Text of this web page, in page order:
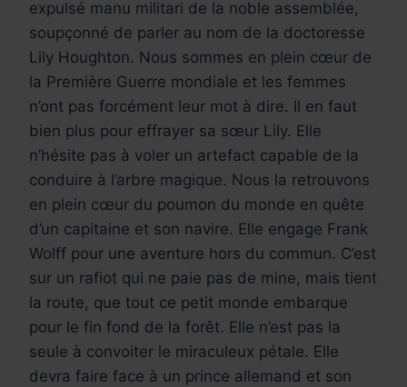
expulsé manu militari de la noble assemblée,
soupçonné de parler au nom de la doctoresse
Lily Houghton. Nous sommes en plein cœur de
la Première Guerre mondiale et les femmes
n’ont pas forcément leur mot à dire. Il en faut
bien plus pour effrayer sa sœur Lily. Elle
n’hésite pas à voler un artefact capable de la
conduire à l’arbre magique. Nous la retrouvons
en plein cœur du poumon du monde en quête
d’un capitaine et son navire. Elle engage Frank
Wolff pour une aventure hors du commun. C’est
sur un rafiot qui ne paie pas de mine, mais tient
la route, que tout ce petit monde embarque
pour le fin fond de la forêt. Elle n’est pas la
seule à convoiter le miraculeux pétale. Elle
devra faire face à un prince allemand et son